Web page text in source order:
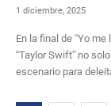
1 diciembre, 2025
En la final de “Yo
“Taylor Swift” no
escenario para